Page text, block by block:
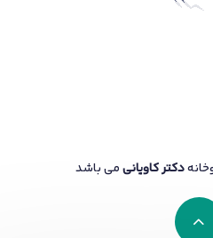
دکتر کاویانیمی باشد